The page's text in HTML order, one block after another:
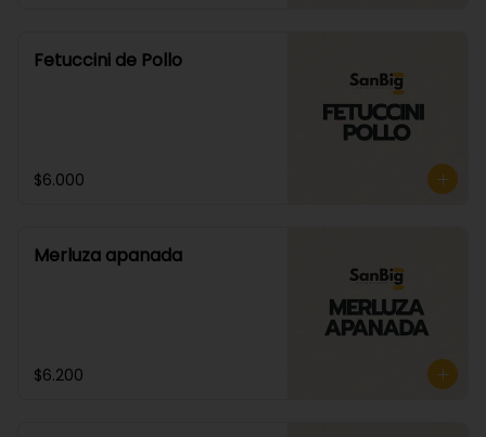
Fetuccini de Pollo
$6.000
Merluza apanada
$6.200